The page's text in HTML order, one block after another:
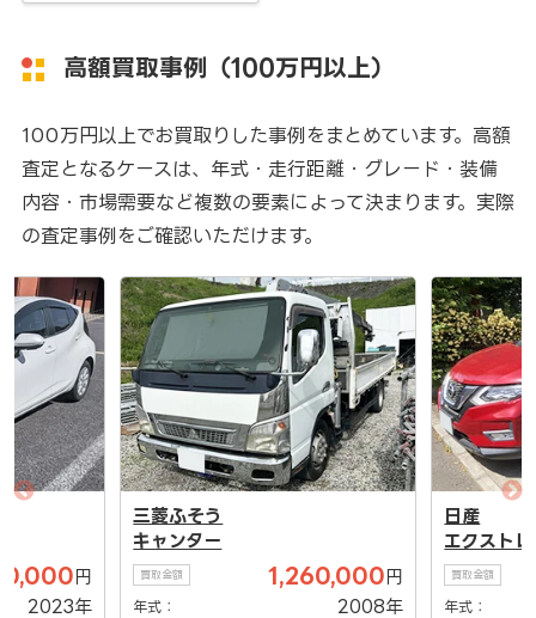
高額買取事例（100万円以上）
100万円以上でお買取りした事例をまとめています。高額
査定となるケースは、年式・走行距離・グレード・装備
内容・市場需要など複数の要素によって決まります。実際
の査定事例をご確認いただけます。
円
2023年
三菱ふそう
キャンター
買取金額 1,260,000 円
年式： 2008年
日産
エクスト
買取金額
年式：